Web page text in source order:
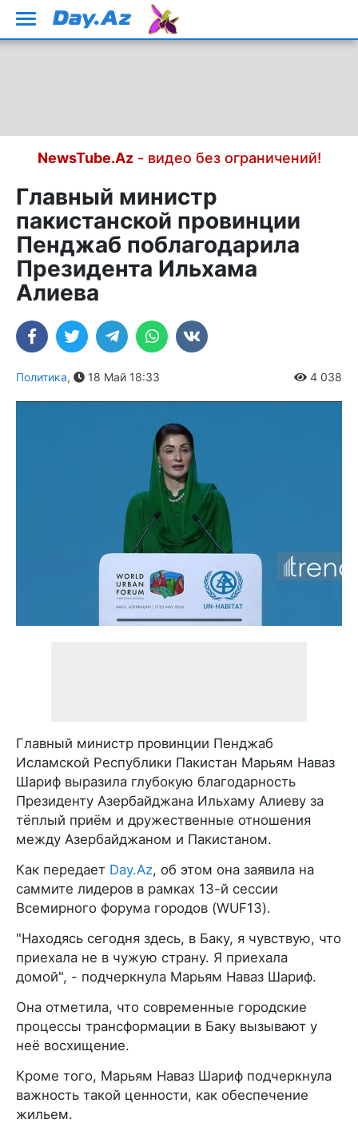
NewsTube.Az- видео без ограничений!
Главный министр
пакистанской провинции
Пенджаб поблагодарила
Президента Ильхама
Алиева
Политика, 18 Май 18:33 4 038
Главный министр провинции Пенджаб
Исламской Республики Пакистан Марьям Наваз
Шариф выразила глубокую благодарность
Президенту Азербайджана Ильхаму Алиеву за
тёплый приём и дружественные отношения
между Азербайджаном и Пакистаном.
Как передает Day.Az, об этом она заявила на
саммите лидеров в рамках 13-й сессии
Всемирного форума городов (WUF13).
"Находясь сегодня здесь, в Баку, я чувствую, что
приехала не в чужую страну. Я приехала
домой", - подчеркнула Марьям Наваз Шариф.
Она отметила, что современные городские
процессы трансформации в Баку вызывают у
неё восхищение.
Кроме того, Марьям Наваз Шариф подчеркнула
важность такой ценности, как обеспечение
жильем.